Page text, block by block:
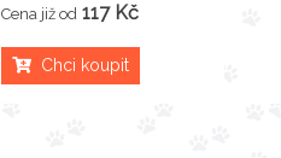
Cena již od 117 Kč
Chci koupit